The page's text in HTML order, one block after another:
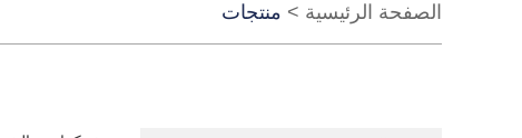
الصفحة الرئيسية > منتجات